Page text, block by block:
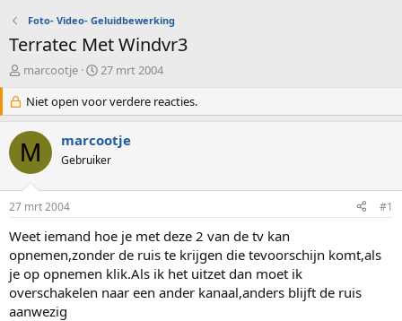
Foto- Video- Geluidbewerking
Terratec Met Windvr3
O
d
e
r
w
e
s
t
a
r
t
e
r
marcootje
S
a
r
d
a
m
27 mrt 2004
Niet open voor verdere reacties.
M marcootje
Gebruiker
27 mrt 2004 #1
Weet iemand hoe je met deze 2 van de tv kan
opnemen,zonder de ruis te krijgen die tevoorschijn komt,als
je op opnemen klik.Als ik het uitzet dan moet ik
overschakelen naar een ander kanaal,anders blijft de ruis
aanwezig